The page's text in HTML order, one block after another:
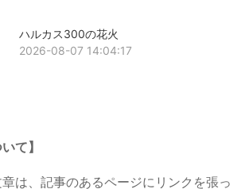
ハルカス300の花火
2026-08-07 14:04:17
て】
は、記事のあるページにリンクを張っ